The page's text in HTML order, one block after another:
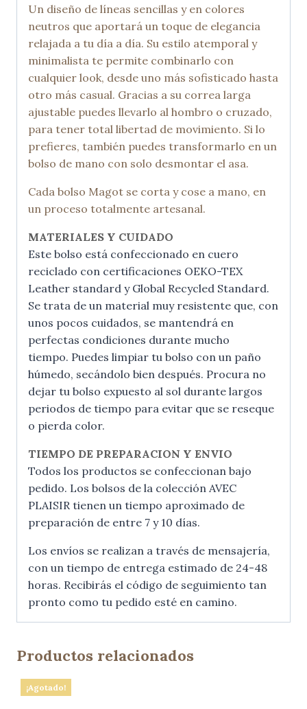
Un diseño de líneas sencillas y en colores
neutros que aportará un toque de elegancia
relajada a tu día a día. Su estilo atemporal y
minimalista te permite combinarlo con
cualquier look, desde uno más sofisticado hasta
otro más casual. Gracias a su correa larga
ajustable puedes llevarlo al hombro o cruzado,
para tener total libertad de movimiento. Si lo
prefieres, también puedes transformarlo en un
bolso de mano con solo desmontar el asa.
Cada bolso Magot se corta y cose a mano, en
un proceso totalmente artesanal.
MATERIALES Y CUIDADO
Este bolso está confeccionado en cuero
reciclado con certificaciones OEKO-TEX
Leather standard y Global Recycled Standard.
Se trata de un material muy resistente que, con
unos pocos cuidados, se mantendrá en
perfectas condiciones durante mucho
tiempo. Puedes limpiar tu bolso con un paño
húmedo, secándolo bien después. Procura no
dejar tu bolso expuesto al sol durante largos
periodos de tiempo para evitar que se reseque
o pierda color.
TIEMPO DE PREPARACION Y ENVIO
Todos los productos se confeccionan bajo
pedido. Los bolsos de la colección AVEC
PLAISIR tienen un tiempo aproximado de
preparación de entre 7 y 10 días.
Los envíos se realizan a través de mensajería,
con un tiempo de entrega estimado de 24-48
horas. Recibirás el código de seguimiento tan
pronto como tu pedido esté en camino.
Productos relacionados
¡Agotado!